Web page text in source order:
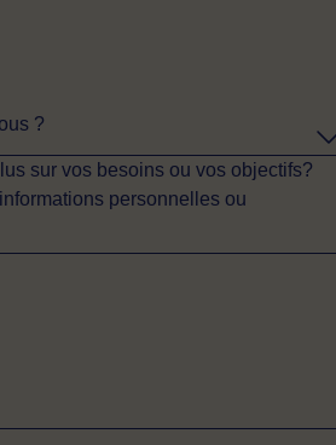
?
sur vos besoins ou vos objectifs?
personnelles ou